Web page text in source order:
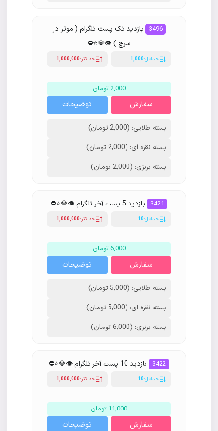
3496
بازدید تک پست تلگرام ( موثر در
سرچ ) 👁💎⭐️⛔
حداقل:1,000 حداکثر:1,000,000
2,000 تومان
سفارش توضیحات
بسته طلایی: (2,000 تومان)
بسته نقره ای: (2,000 تومان)
بسته برنزی: (2,000 تومان)
3421 بازدید 5 پست آخر تلگرام 👁💎⭐️⛔
حداقل:10 حداکثر:1,000,000
6,000 تومان
سفارش توضیحات
بسته طلایی: (5,000 تومان)
بسته نقره ای: (5,000 تومان)
بسته برنزی: (6,000 تومان)
3422 بازدید 10 پست آخر تلگرام 👁💎⭐️⛔
حداقل:10 حداکثر:1,000,000
11,000 تومان
سفارش توضیحات